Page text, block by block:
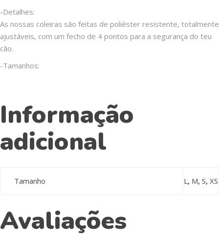
-Detalhes:
As nossas coleiras são feitas de poliéster resistente, totalmente
ajustáveis, com um fecho de 4 pontos para a segurança do teu
cão.
-Tamanhos:
Informação
adicional
Tamanho L, M, S, XS
Avaliações